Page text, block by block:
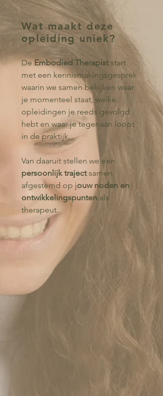
Wat maakt deze
opleiding uniek?
DeEmbodied Therapiststart
met een kennismakingsgesprek
waarin we samen bekijken waar
je momenteel staat, welke
opleidingen je reeds gevolgd
hebt en waar je tegenaan loopt
in de praktijk.
Van daaruit stellen we een
persoonlijk trajectsamen,
afgestemd op jouw noden en
ontwikkelingspunten als
therapeut.